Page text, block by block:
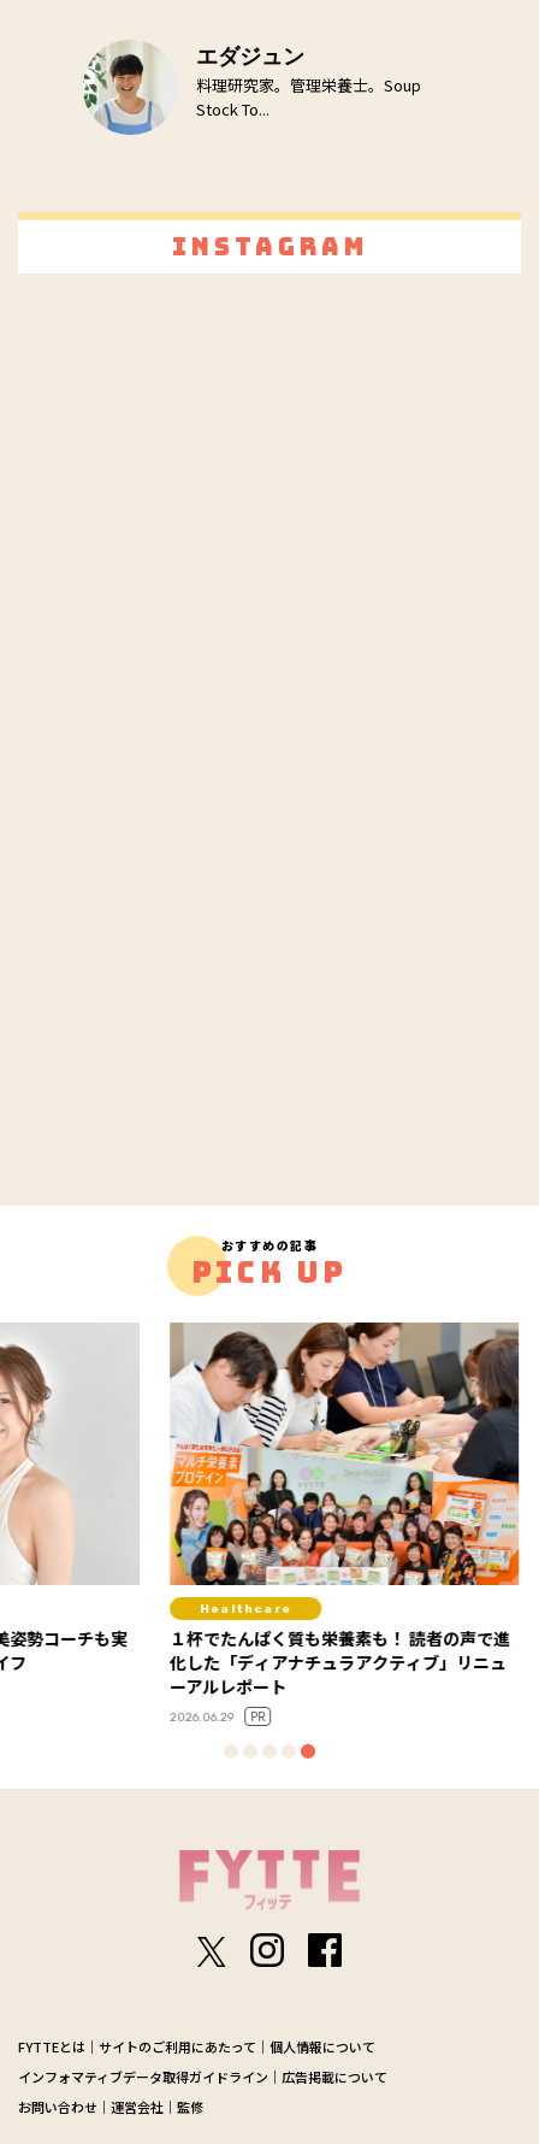
エダジュン
料理研究家。管理栄養士。Soup
Stock To...
Instagram
おすすめの記事
PICK UP
も実
Healthcare
１杯でたんぱく質も栄養素も！ 読者の声で進
化した「ディアナチュラアクティブ」リニュ
ーアルレポート
PR
背中の
ィス【
FYTTEとは サイトのご利用にあたって
個人情報について
インフォマティブデータ取得ガイドライン
広告掲載について
お問い合わせ
運営会社 監修